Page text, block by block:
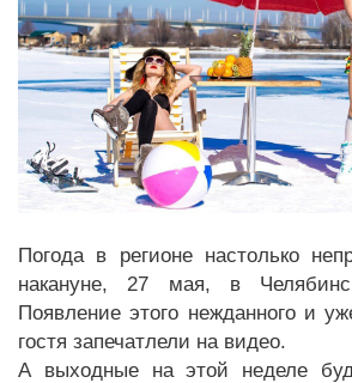
Погода в регионе настолько
накануне, 27 мая, в
Появление этого нежданного и
гостя запечатлели на видео.
А выходные на этой неделе